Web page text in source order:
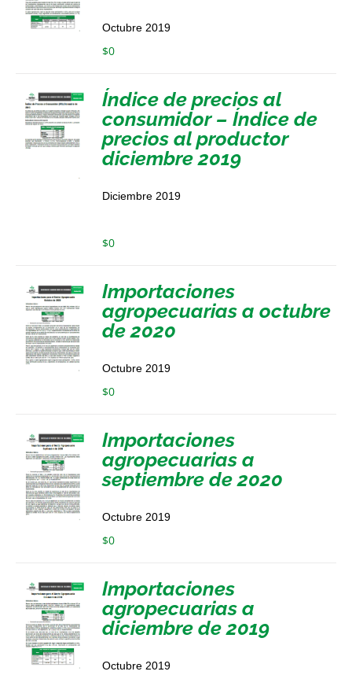
Octubre 2019
$0
Índice de precios al
consumidor – Índice de
precios al productor
diciembre 2019
Diciembre 2019
$0
Importaciones
agropecuarias a octubre
de 2020
Octubre 2019
$0
Importaciones
agropecuarias a
septiembre de 2020
Octubre 2019
$0
Importaciones
agropecuarias a
diciembre de 2019
Octubre 2019